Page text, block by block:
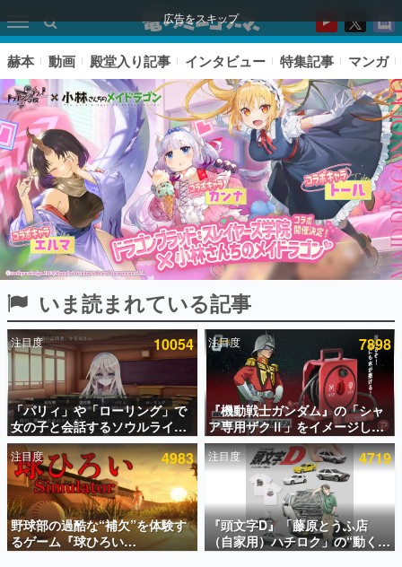
広告をスキップ
ピックアップ
電ファミのいま読まれている記事ランキング
アプリセール情報
インタビュー
連載・特集一覧
殿堂入り記事
SNS拡散数が数千以上！ ページビュー数万以上！ などな
ど。多くの人々に読まれた、電ファミ渾身の“殿堂入り”記
事をまとめました。
赫本 動画 殿堂入り記事 インタビュー 特集記事 マンガ
いま読まれている記事
注目度 10054
「パリィ」や「ローリング」で
女の子と会話するソウルライク
恋愛ゲーム『小早川さんはソウ
ルライク』無料公開。返事に失
敗すると「YOU DIED」
注目度 7898
『機動戦士ガンダム』の「シャ
ア専用ザクⅡ」をイメージした
散水ホースリールが予約開始。
本体にはシャアのパーソナルマ
ークやジオン公国軍のエンブレ
ム、型式番号などを配置
注目度 4983
野球部の過酷な“補欠”を体験す
るゲーム『球ひろい
Simulator』が「1件」のウィッ
注目度 4719
『頭文字D』「藤原とうふ店
（自家用）ハチロク」の“動くテ
ィッシュケース”が買えるポップ